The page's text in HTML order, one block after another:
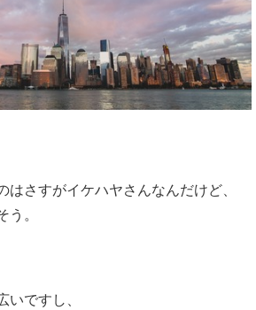
はさすがイケハヤさんなんだけど、
。
ですし、